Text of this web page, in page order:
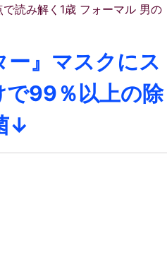
読み解く1歳 フォーマル 男の
』マスクにス
で99％以上の除
↓